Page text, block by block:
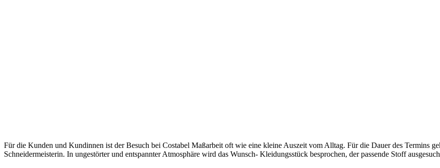
Für die Kunden und Kundinnen ist der Besuch bei Costabel Maßarbeit oft wie eine kleine Auszeit vom Alltag. Für die Dauer des Termins
Schneidermeisterin. In ungestörter und entspannter Atmosphäre wird das Wunsch- Kleidungsstück besprochen, der passende Stoff